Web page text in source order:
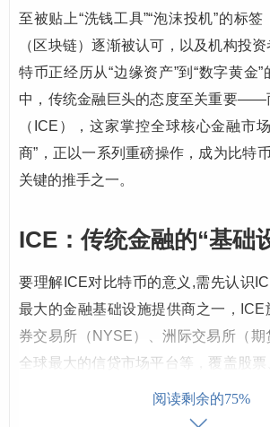
至被贴上“洗钱工具”“泡沫投机”的标
（区块链）逐渐被认可，以及机构投
特币正经历从“边缘资产”到“数字黄金
中，传统金融巨头的态度至关重要——
（ICE），这家掌控全球核心金融市
商”，正以一系列重磅操作，成为比特
关键的推手之一。
ICE：传统金融的“基础
要理解ICE对比特币的意义,需先认识
最大的金融基础设施提供商之一，ICE
券交易所（NYSE）、洲际交易所（期
全球最大的信贷市场平台等，覆盖股
用衍生品等几乎所有主流金融领域，其
格的合规体系、深厚的机构信任基础、
阅读剩余的75%